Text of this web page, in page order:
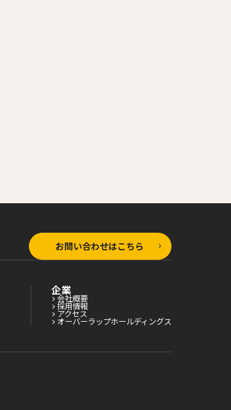
お問い合わせはこちら
企業
会社概要
採用情報
アクセス
オーバーラップホールディングス